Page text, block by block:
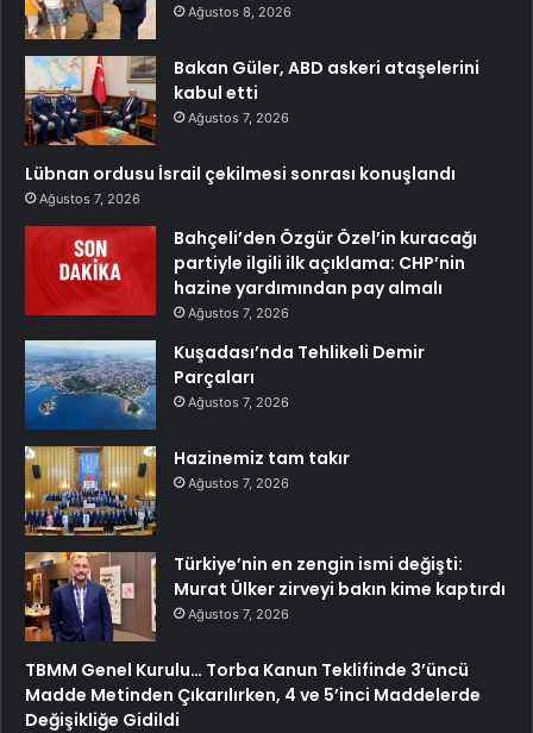
Ağustos 8, 2026
Bakan Güler, ABD askeri ataşelerini
kabul etti
Ağustos 7, 2026
Lübnan ordusu İsrail çekilmesi sonrası konuşlandı
Ağustos 7, 2026
Bahçeli’den Özgür Özel’in kuracağı
partiyle ilgili ilk açıklama: CHP’nin
hazine yardımından pay almalı
Ağustos 7, 2026
Kuşadası’nda Tehlikeli Demir
Parçaları
Ağustos 7, 2026
Hazinemiz tam takır
Ağustos 7, 2026
Türkiye’nin en zengin ismi değişti:
Murat Ülker zirveyi bakın kime kaptırdı
Ağustos 7, 2026
TBMM Genel Kurulu… Torba Kanun Teklifinde 3’üncü
Madde Metinden Çıkarılırken, 4 ve 5’inci Maddelerde
Değişikliğe Gidildi